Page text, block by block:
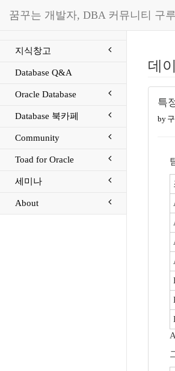
꿈꾸는 개발자, DBA 커뮤니티 구루
지식창고
Database Q&A
Oracle Database
Database 북카페
Community
Toad for Oracle
세미나
About
데
특
by